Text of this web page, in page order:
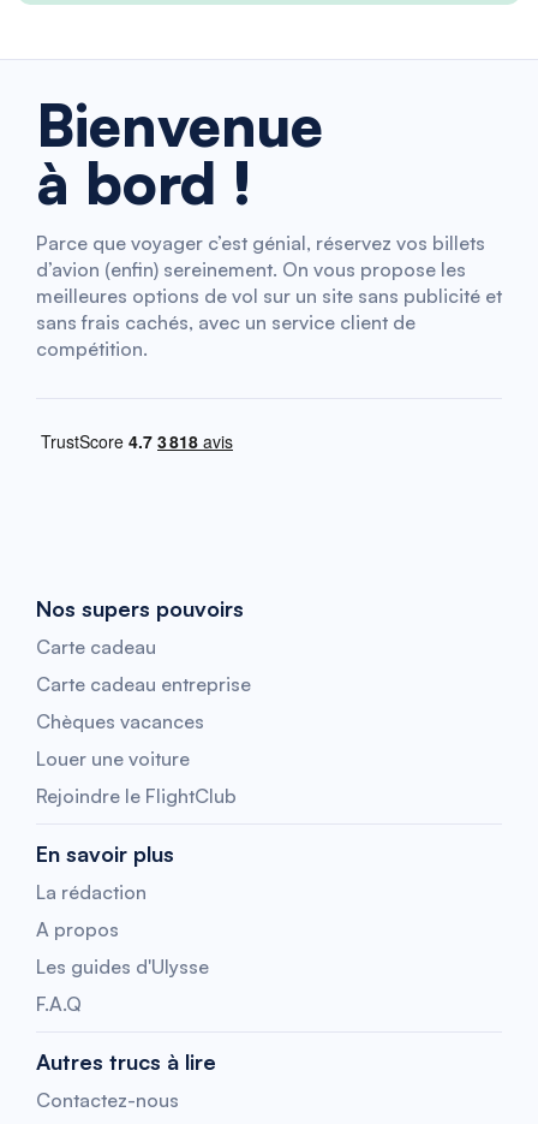
Bienvenue
à bord !
Parce que voyager c’est génial, réservez vos billets
d’avion (enfin) sereinement. On vous propose les
meilleures options de vol sur un site sans publicité et
sans frais cachés, avec un service client de
compétition.
Nos supers pouvoirs
Carte cadeau
Carte cadeau entreprise
Chèques vacances
Louer une voiture
Rejoindre le FlightClub
En savoir plus
La rédaction
A propos
Les guides d'Ulysse
F.A.Q
Autres trucs à lire
Contactez-nous